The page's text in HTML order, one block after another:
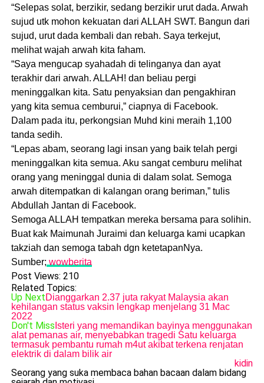
“Selepas solat, berzikir, sedang berzikir urut dada. Arwah
sujud utk mohon kekuatan dari ALLAH SWT. Bangun dari
sujud, urut dada kembali dan rebah. Saya terkejut,
melihat wajah arwah kita faham.
“Saya mengucap syahadah di telinganya dan ayat
terakhir dari arwah. ALLAH! dan beliau pergi
meninggalkan kita. Satu penyaksian dan pengakhiran
yang kita semua cemburui,” ciapnya di Facebook.
Dalam pada itu, perkongsian Muhd kini meraih 1,100
tanda sedih.
“Lepas abam, seorang lagi insan yang baik telah pergi
meninggalkan kita semua. Aku sangat cemburu melihat
orang yang meninggal dunia di dalam solat. Semoga
arwah ditempatkan di kalangan orang beriman,” tulis
Abdullah Jantan di Facebook.
Semoga ALLAH tempatkan mereka bersama para solihin.
Buat kak Maimunah Juraimi dan keluarga kami ucapkan
takziah dan semoga tabah dgn ketetapanNya.
Sumber; wowberita
Post Views: 210
Related Topics:
Up NextDianggarkan 2.37 juta rakyat Malaysia akan
kehilangan status vaksin lengkap menjelang 31 Mac
2022
Don't Miss Isteri yang memandikan bayinya menggunakan
alat pemanas air, menyebabkan tragedi Satu keluarga
termasuk pembantu rumah m4ut akibat terkena renjatan
elektrik di dalam bilik air
kidin
Seorang yang suka membaca bahan bacaan dalam bidang